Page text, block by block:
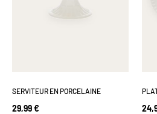
SERVITEUR EN PORCELAINE
29,99 €